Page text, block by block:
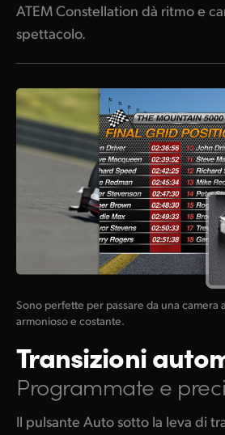
ATEM Constellation dà ritmo e
spettacolo.
Sono perfette per passare da una camera
armonioso e costante.
Transizioni
Programmate e
Il pulsante Auto sotto la leva di